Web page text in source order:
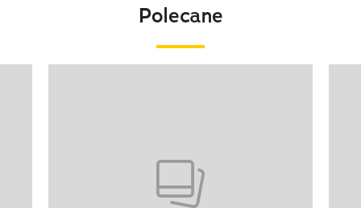
Polecane